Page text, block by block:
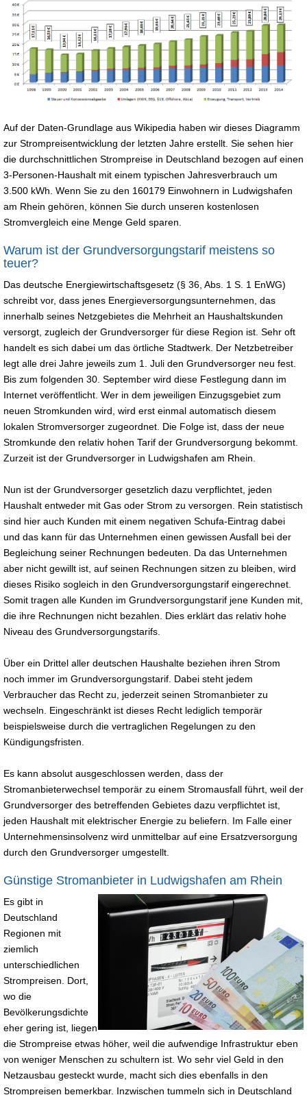
Auf der Daten-Grundlage aus Wikipedia haben wir dieses Diagramm
zur Strompreisentwicklung der letzten Jahre erstellt. Sie sehen hier
die durchschnittlichen Strompreise in Deutschland bezogen auf einen
3-Personen-Haushalt mit einem typischen Jahresverbrauch um
3.500 kWh. Wenn Sie zu den 160179 Einwohnern in Ludwigshafen
am Rhein gehören, können Sie durch unseren kostenlosen
Stromvergleich eine Menge Geld sparen.
Warum ist der Grundversorgungstarif meistens so
teuer?
Das deutsche Energiewirtschaftsgesetz (§ 36, Abs. 1 S. 1 EnWG)
schreibt vor, dass jenes Energieversorgungsunternehmen, das
innerhalb seines Netzgebietes die Mehrheit an Haushaltskunden
versorgt, zugleich der Grundversorger für diese Region ist. Sehr oft
handelt es sich dabei um das örtliche Stadtwerk. Der Netzbetreiber
legt alle drei Jahre jeweils zum 1. Juli den Grundversorger neu fest.
Bis zum folgenden 30. September wird diese Festlegung dann im
Internet veröffentlicht. Wer in dem jeweiligen Einzugsgebiet zum
neuen Stromkunden wird, wird erst einmal automatisch diesem
lokalen Stromversorger zugeordnet. Die Folge ist, dass der neue
Stromkunde den relativ hohen Tarif der Grundversorgung bekommt.
Zurzeit ist der Grundversorger in Ludwigshafen am Rhein.
Nun ist der Grundversorger gesetzlich dazu verpflichtet, jeden
Haushalt entweder mit Gas oder Strom zu versorgen. Rein statistisch
sind hier auch Kunden mit einem negativen Schufa-Eintrag dabei
und das kann für das Unternehmen einen gewissen Ausfall bei der
Begleichung seiner Rechnungen bedeuten. Da das Unternehmen
aber nicht gewillt ist, auf seinen Rechnungen sitzen zu bleiben, wird
dieses Risiko sogleich in den Grundversorgungstarif eingerechnet.
Somit tragen alle Kunden im Grundversorgungstarif jene Kunden mit,
die ihre Rechnungen nicht bezahlen. Dies erklärt das relativ hohe
Niveau des Grundversorgungstarifs.
Über ein Drittel aller deutschen Haushalte beziehen ihren Strom
noch immer im Grundversorgungstarif. Dabei steht jedem
Verbraucher das Recht zu, jederzeit seinen Stromanbieter zu
wechseln. Eingeschränkt ist dieses Recht lediglich temporär
beispielsweise durch die vertraglichen Regelungen zu den
Kündigungsfristen.
Es kann absolut ausgeschlossen werden, dass der
Stromanbieterwechsel temporär zu einem Stromausfall führt, weil der
Grundversorger des betreffenden Gebietes dazu verpflichtet ist,
jeden Haushalt mit elektrischer Energie zu beliefern. Im Falle einer
Unternehmensinsolvenz wird unmittelbar auf eine Ersatzversorgung
durch den Grundversorger umgestellt.
Günstige Stromanbieter in Ludwigshafen am Rhein
Es gibt in
Deutschland
Regionen mit
ziemlich
unterschiedlichen
Strompreisen. Dort,
wo die
Bevölkerungsdichte
eher gering ist, liegen
die Strompreise etwas höher, weil die aufwendige Infrastruktur eben
von weniger Menschen zu schultern ist. Wo sehr viel Geld in den
Netzausbau gesteckt wurde, macht sich dies ebenfalls in den
Strompreisen bemerkbar. Inzwischen tummeln sich in Deutschland